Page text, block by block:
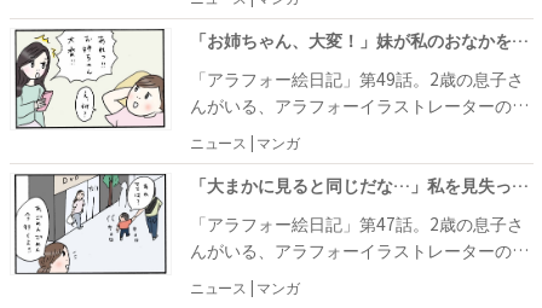
のギャップを実感する日常マンガを紹介しま
す。
「お姉ちゃん、大変！」妹が私のおなかを見て放った、衝撃で斬新な言葉 #アラフォー絵日記 49
「アラフォー絵日記」第49話。2歳の息子さ
んがいる、アラフォーイラストレーターの村
澤綾香さん。アラフォーになり、若いころと
のギャップを実感する日常マンガを紹介しま
す。
ニュース | マンガ
「大まかに見ると同じだな…」私を見失った息子が声をかけたのはまさかの #アラフォー絵日記 47
「アラフォー絵日記」第47話。2歳の息子さ
んがいる、アラフォーイラストレーターの村
澤綾香さん。アラフォーになり、若いころと
ニュース | マンガ